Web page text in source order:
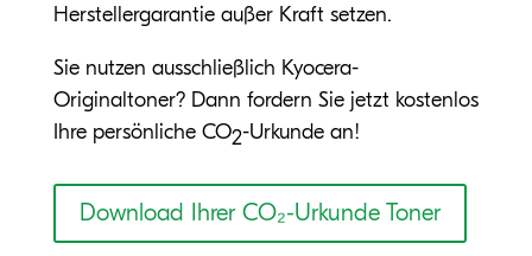
Herstellergarantie außer Kraft setzen.
Sie nutzen ausschließlich Kyocera-
Originaltoner? Dann fordern Sie jetzt kostenlos
Ihre persönliche CO2-Urkunde an!
Download Ihrer CO₂-Urkunde Toner